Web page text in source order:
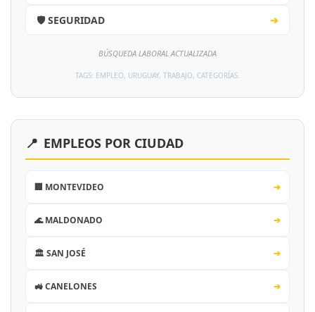
🛡️ SEGURIDAD ➔
BÚSQUEDA LABORAL ACTUALIZADA
TAGS: EMPLEO, URUGUAY, TRABAJO, CATEGORÍAS.
📍 EMPLEOS POR CIUDAD
🏢 MONTEVIDEO ➔
🌊 MALDONADO ➔
🏛️ SAN JOSÉ ➔
🚜 CANELONES ➔